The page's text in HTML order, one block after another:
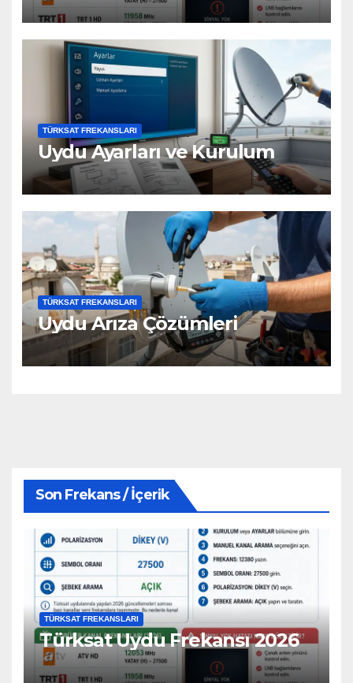
TÜRKSAT FREKANSLARI
Uydu Ayarları ve Kurulum
TÜRKSAT FREKANSLARI
Uydu Arıza Çözümleri
Son Frekans / İçerik
TÜRKSAT FREKANSLARI
Türksat Uydu Frekansı 2026